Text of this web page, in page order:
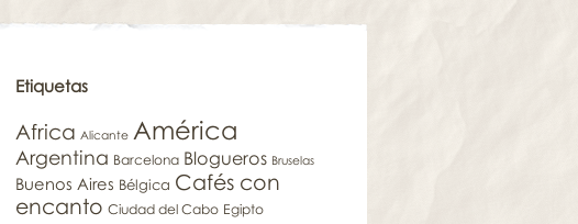
Etiquetas
Africa Alicante América
Argentina Barcelona Blogueros Bruselas
Buenos Aires Bélgica Cafés con
encanto Ciudad del Cabo Egipto